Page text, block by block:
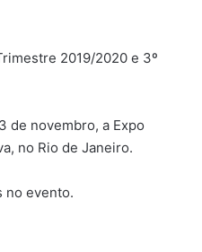
2019/2020 e 3º
de novembro, a Expo
no Rio de Janeiro.
no evento.